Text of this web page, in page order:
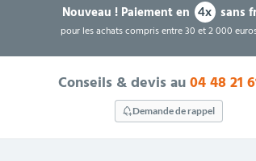
Nouveau !Paiement en 4x sans
pour les achats compris entre 30 et 2 000
Conseils & devis au04 48 21
Demande de rappel